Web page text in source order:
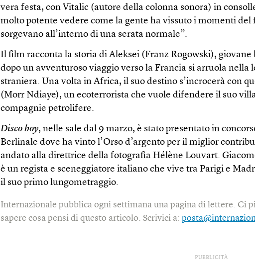
vera festa, con Vitalic (autore della colonna sonora) in
molto potente vedere come la gente ha vissuto i momenti del
sorgevano all’interno di una serata normale”.
Il film racconta la storia di Aleksei (Franz Rogowski), giovane
dopo un avventuroso viaggio verso la Francia si arruola nella
straniera. Una volta in Africa, il suo destino s’incrocerà con
(Morr Ndiaye), un ecoterrorista che vuole difendere il suo
compagnie petrolifere.
Disco boy, nelle sale dal 9 marzo, è stato presentato in
Berlinale dove ha vinto l’Orso d’argento per il miglior
andato alla direttrice della fotografia Hélène Louvart.
è un regista e sceneggiatore italiano che vive tra Parigi e
il suo primo lungometraggio.
Internazionale pubblica ogni settimana una pagina di lettere. Ci
sapere cosa pensi di questo articolo. Scrivici a:
PUBBLICITÀ